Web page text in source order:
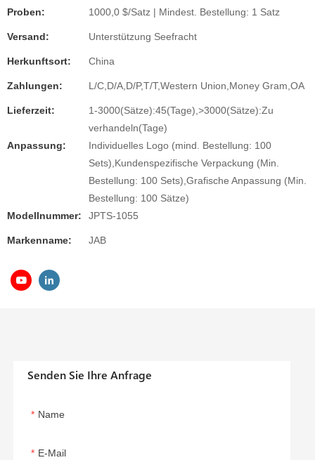
Proben: 1000,0 $/Satz | Mindest. Bestellung: 1 Satz
Versand: Unterstützung Seefracht
Herkunftsort: China
Zahlungen: L/C,D/A,D/P,T/T,Western Union,Money Gram,OA
Lieferzeit:
1-3000(Sätze):45(Tage),>3000(Sätze):Zu
verhandeln(Tage)
Anpassung:
Individuelles Logo (mind. Bestellung: 100
Sets),Kundenspezifische Verpackung (Min.
Bestellung: 100 Sets),Grafische Anpassung (Min.
Bestellung: 100 Sätze)
Modellnummer:
JPTS-1055
Markenname: JAB
Senden Sie Ihre Anfrage
Name
E-Mail